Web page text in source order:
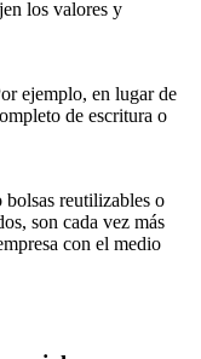
los valores y
ejemplo, en lugar de
de escritura o
bolsas reutilizables o
son cada vez más
con el medio